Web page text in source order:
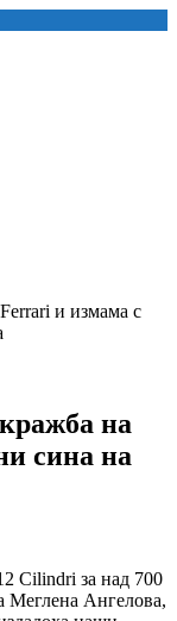
и измама с
на
сина на
Cilindri за над 700
Меглена Ангелова,